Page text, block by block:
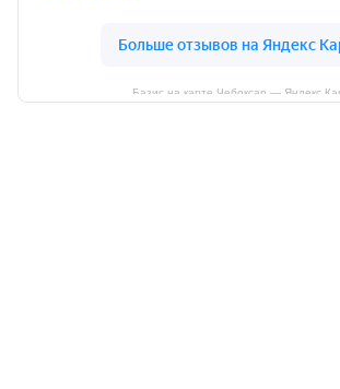
Базис на карте Чебоксар — Яндекс